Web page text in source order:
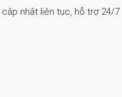
nhật liên tục, hỗ trợ 24/7